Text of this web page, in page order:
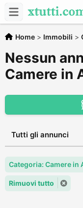
Home > Immobili >
Nessun
Camere in
Tutti gli annunci
Categoria: Camere in
Rimuovi tutto